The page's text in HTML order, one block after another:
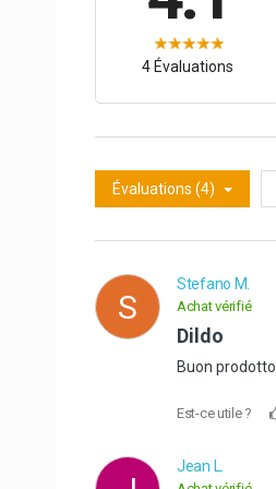
4 Évaluations
Évaluations (4)
S
Stefano M.
Achat vérifié
Dildo
Buon prodotto
Est-ce utile ?
Jean L.